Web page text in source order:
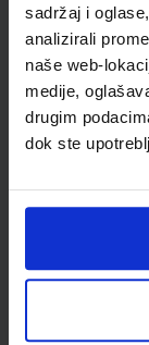
sadržaj i
analizirali
naše web-
medije,
drugim
dok ste
Udžbenik
FIZIKA OKO
razredu
Paar
ŠIFRA OMOTA: